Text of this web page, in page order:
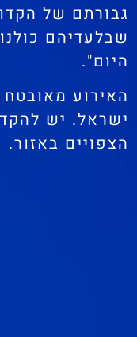
גבורתם של
שבלעדיהם
היום".
האירוע
ישראל. יש
הצפויים באזור.